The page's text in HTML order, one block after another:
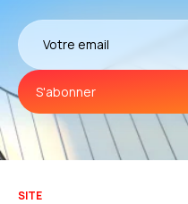
S'abonner
SITE